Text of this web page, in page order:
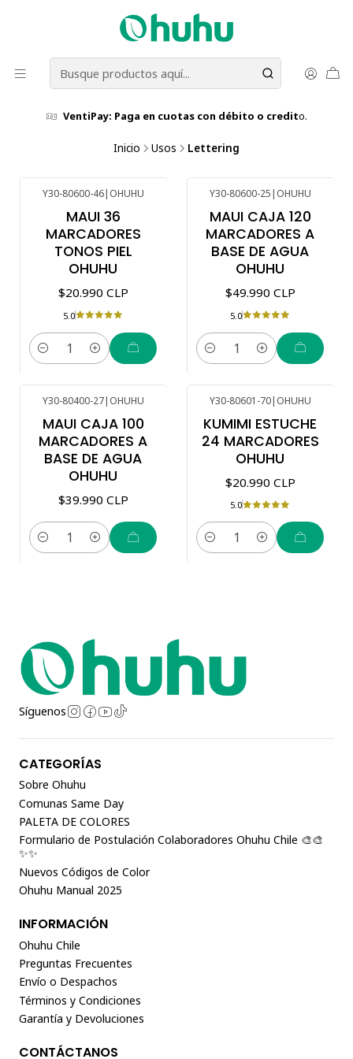
VentiPay: Paga en cuotas con débito o credito.
Inicio Usos Lettering
Y30-80600-46| OHUHU
MAUI 36
MARCADORES
TONOS PIEL
OHUHU
$20.990 CLP
5.0
Cantidad
Y30-80600-25| OHUHU
MAUI CAJA 120
MARCADORES A
BASE DE AGUA
OHUHU
$49.990 CLP
5.0
Cantidad
Y30-80400-27| OHUHU
MAUI CAJA 100
MARCADORES A
BASE DE AGUA
OHUHU
$39.990 CLP
Cantidad
Y30-80601-70| OHUHU
KUMIMI ESTUCHE
24 MARCADORES
OHUHU
$20.990 CLP
5.0
Cantidad
Síguenos
CATEGORÍAS
Sobre Ohuhu
Comunas Same Day
PALETA DE COLORES
Formulario de Postulación Colaboradores Ohuhu Chile 🎨🎨
✨✨
Nuevos Códigos de Color
Ohuhu Manual 2025
INFORMACIÓN
Ohuhu Chile
Preguntas Frecuentes
Envío o Despachos
Términos y Condiciones
Garantía y Devoluciones
CONTÁCTANOS